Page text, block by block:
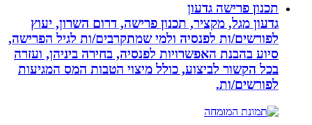
תכנון פרישה גדעון
גדעון מגל, מקציר, תכנון פרישה, דרום השרון, יעוץ
לפורשים/ות לפנסיה ולמי שמתקרבים/ות לגיל הפרישה,
סיוע בהבנת האפשרויות לפנסיה, בחירה ביניהן, ועזרה
בכל הקשור לביצוע, כולל מיצוי הטבות המס המגיעות
לפורשים/ות.